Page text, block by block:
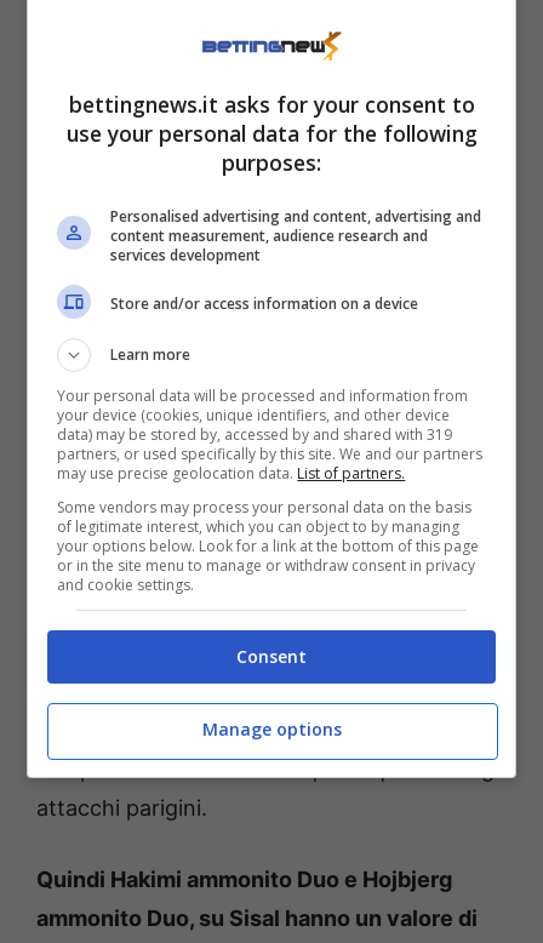
momento e soprattutto ha anche fatto gol.
Indiscutibile per De Zerbi.
Quindi: Kvara marcatore più, Fabian Ruiz e
Weah almeno un tiro in porta Duo, su Sisal
hanno un valore di 8,77 volte la posta.
Marsiglia-Psg, la doppia
ammoniti
O Weah o Greenwood, saranno questi gli
avversari diHakiminella serata di domenica.
E l’ex Inter sarà spesso costretto a rincorrere
all’indietro e lo sappiamo come non sia il suo
forte. Quindi un giallo potrebbe scattare in
In casa Marsiglia, invece, il nome è quello di
un giocatore che in mezzo al
attacchi parigini.
Quindi Hakimi ammonito Duo e Hojbjerg
ammonito Duo, su Sisal hanno un valore di
bettingnews.it asks for your consent to
use your personal data for the following
purposes:
Personalised advertising and content, advertising and
content measurement, audience research and
services development
Store and/or access information on a device
Learn more
Your personal data will be processed and information from
your device (cookies, unique identifiers, and other device
data) may be stored by, accessed by and shared with 319
partners, or used specifically by this site. We and our partners
may use precise geolocation data. List of partners.
Some vendors may process your personal data on the basis
of legitimate interest, which you can object to by managing
your options below. Look for a link at the bottom of this page
or in the site menu to manage or withdraw consent in privacy
and cookie settings.
Consent
Manage options